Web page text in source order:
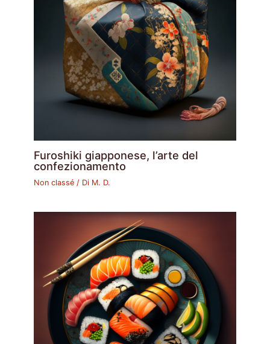
Furoshiki giapponese, l’arte del
confezionamento
Non classé / Di M. D.